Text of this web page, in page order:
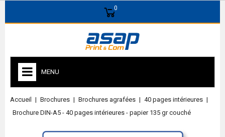
0
MENU
Accueil Brochures Brochures agrafées
40 pages intérieures
Brochure DIN-A5 - 40 pages intérieures - papier 135 gr couché